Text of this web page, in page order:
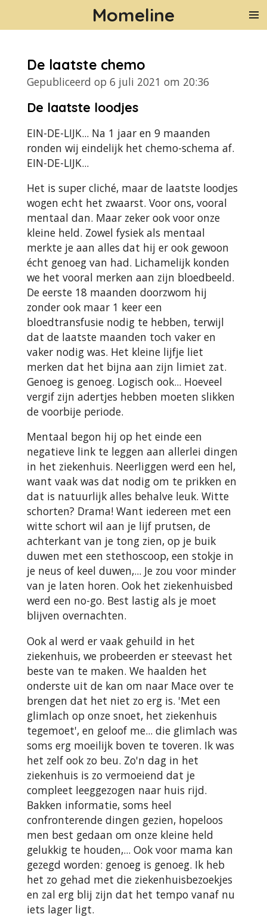
direct
hoofdinhoud
Momeline
De laatste chemo
Gepubliceerd op 6 juli 2021 om 20:36
De laatste loodjes
EIN-DE-LIJK... Na 1 jaar en 9 maanden
ronden wij eindelijk het chemo-schema af.
EIN-DE-LIJK...
Het is super cliché, maar de laatste loodjes
wogen echt het zwaarst. Voor ons, vooral
mentaal dan. Maar zeker ook voor onze
kleine held. Zowel fysiek als mentaal
merkte je aan alles dat hij er ook gewoon
écht genoeg van had. Lichamelijk konden
we het vooral merken aan zijn bloedbeeld.
De eerste 18 maanden doorzwom hij
zonder ook maar 1 keer een
bloedtransfusie nodig te hebben, terwijl
dat de laatste maanden toch vaker en
vaker nodig was. Het kleine lijfje liet
merken dat het bijna aan zijn limiet zat.
Genoeg is genoeg. Logisch ook... Hoeveel
vergif zijn adertjes hebben moeten slikken
de voorbije periode.
Mentaal begon hij op het einde een
negatieve link te leggen aan allerlei dingen
in het ziekenhuis. Neerliggen werd een hel,
want vaak was dat nodig om te prikken en
dat is natuurlijk alles behalve leuk. Witte
schorten? Drama! Want iedereen met een
witte schort wil aan je lijf prutsen, de
achterkant van je tong zien, op je buik
duwen met een stethoscoop, een stokje in
je neus of keel duwen,... Je zou voor minder
van je laten horen. Ook het ziekenhuisbed
werd een no-go. Best lastig als je moet
blijven overnachten.
Ook al werd er vaak gehuild in het
ziekenhuis, we probeerden er steevast het
beste van te maken. We haalden het
onderste uit de kan om naar Mace over te
brengen dat het niet zo erg is. 'Met een
glimlach op onze snoet, het ziekenhuis
tegemoet', en geloof me... die glimlach was
soms erg moeilijk boven te toveren. Ik was
het zelf ook zo beu. Zo'n dag in het
ziekenhuis is zo vermoeiend dat je
compleet leeggezogen naar huis rijd.
Bakken informatie, soms heel
confronterende dingen gezien, hopeloos
men best gedaan om onze kleine held
gelukkig te houden,... Ook voor mama kan
gezegd worden: genoeg is genoeg. Ik heb
het zo gehad met die ziekenhuisbezoekjes
en zal erg blij zijn dat het tempo vanaf nu
iets lager ligt.